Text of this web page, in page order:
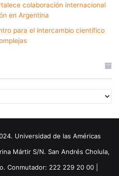
colaboración internacional
en Argentina
para el intercambio científico
Universidad de las Américas
Mártir S/N. San Andrés Cholula,
Conmutador: 222 229 20 00 |